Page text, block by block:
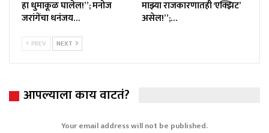
हा धुमाकूळ घालेल!”; मनोज
जरांगेंचा धनंजय…
माझ्या राजकारणातही ‘एक्झिट’
असेल!”;…
PREV NEXT
आपल्याला काय वाटतं?
Your email address will not be published.